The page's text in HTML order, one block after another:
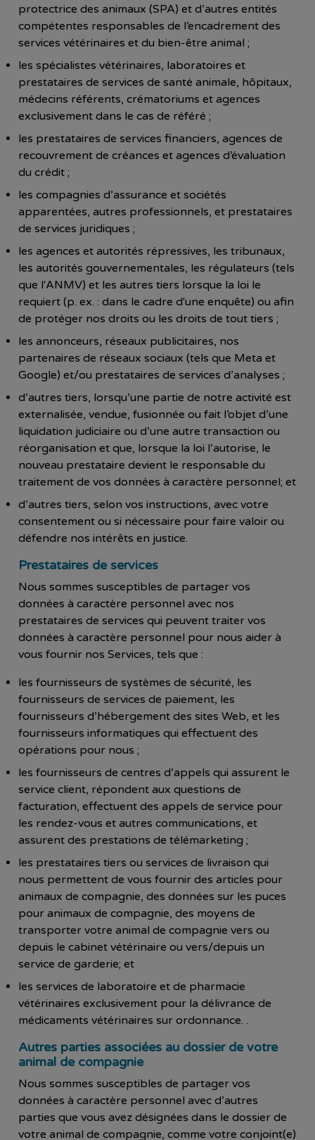
protectrice des animaux (SPA) et d’autres entités
compétentes responsables de l’encadrement des
services vétérinaires et du bien-être animal ;
les spécialistes vétérinaires, laboratoires et
prestataires de services de santé animale, hôpitaux,
médecins référents, crématoriums et agences
exclusivement dans le cas de référé ;
les prestataires de services financiers, agences de
recouvrement de créances et agences d’évaluation
du crédit ;
les compagnies d’assurance et sociétés
apparentées, autres professionnels, et prestataires
de services juridiques ;
les agences et autorités répressives, les tribunaux,
les autorités gouvernementales, les régulateurs (tels
que l'ANMV) et les autres tiers lorsque la loi le
requiert (p. ex. : dans le cadre d'une enquête) ou afin
de protéger nos droits ou les droits de tout tiers ;
les annonceurs, réseaux publicitaires, nos
partenaires de réseaux sociaux (tels que Meta et
Google) et/ou prestataires de services d’analyses ;
d’autres tiers, lorsqu’une partie de notre activité est
externalisée, vendue, fusionnée ou fait l’objet d’une
liquidation judiciaire ou d’une autre transaction ou
réorganisation et que, lorsque la loi l’autorise, le
nouveau prestataire devient le responsable du
traitement de vos données à caractère personnel; et
d’autres tiers, selon vos instructions, avec votre
consentement ou si nécessaire pour faire valoir ou
défendre nos intérêts en justice.
Prestataires de services
Nous sommes susceptibles de partager vos
données à caractère personnel avec nos
prestataires de services qui peuvent traiter vos
données à caractère personnel pour nous aider à
vous fournir nos Services, tels que :
les fournisseurs de systèmes de sécurité, les
fournisseurs de services de paiement, les
fournisseurs d’hébergement des sites Web, et les
fournisseurs informatiques qui effectuent des
opérations pour nous ;
les fournisseurs de centres d’appels qui assurent le
service client, répondent aux questions de
facturation, effectuent des appels de service pour
les rendez-vous et autres communications, et
assurent des prestations de télémarketing ;
les prestataires tiers ou services de livraison qui
nous permettent de vous fournir des articles pour
animaux de compagnie, des données sur les puces
pour animaux de compagnie, des moyens de
transporter votre animal de compagnie vers ou
depuis le cabinet vétérinaire ou vers/depuis un
service de garderie; et
les services de laboratoire et de pharmacie
vétérinaires exclusivement pour la délivrance de
médicaments vétérinaires sur ordonnance. .
Autres parties associées au dossier de votre
animal de compagnie
Nous sommes susceptibles de partager vos
données à caractère personnel avec d’autres
parties que vous avez désignées dans le dossier de
votre animal de compagnie, comme votre conjoint(e)